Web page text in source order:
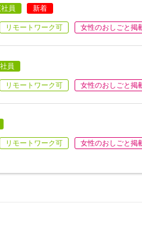
員 新着
リモートワーク可 女性のおしごと掲
員
リモートワーク可 女性のおしごと掲
リモートワーク可 女性のおしごと掲